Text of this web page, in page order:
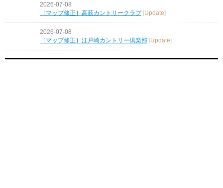
2026-07-08
［マップ修正］高萩カントリークラブ [Update]
2026-07-08
［マップ修正］江戸崎カントリー倶楽部 Update